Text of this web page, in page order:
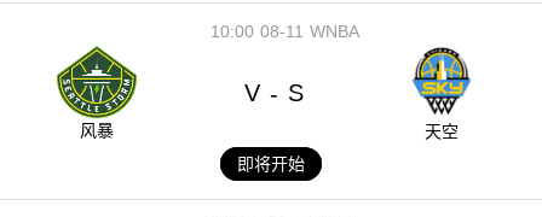
08-11
10:00 WNBA
风暴
V - S
天空
即将开始